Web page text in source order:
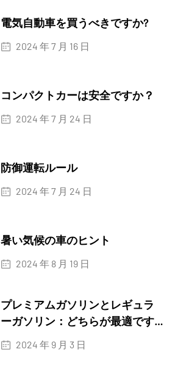
電気自動車を買うべきですか?
2024 年 7 月 16 日
コンパクトカーは安全ですか？
2024 年 7 月 24 日
防御運転ルール
2024 年 7 月 24 日
暑い気候の車のヒント
2024 年 8 月 19 日
プレミアムガソリンとレギュラ
ーガソリン：どちらが最適です
か?
2024 年 9 月 3 日